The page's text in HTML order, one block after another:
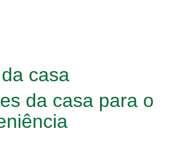
casa
da casa para o